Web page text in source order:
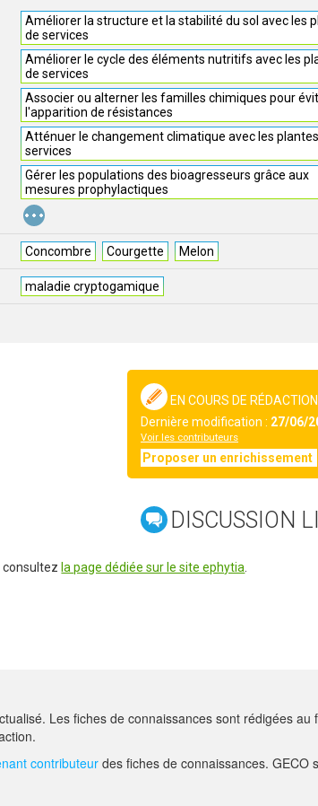
Améliorer la structure et la stabilité du sol avec les
de services
Améliorer le cycle des éléments nutritifs avec les
de services
Associer ou alterner les familles chimiques pour
l'apparition de résistances
Atténuer le changement climatique avec les
services
Gérer les populations des bioagresseurs grâce aux
mesures prophylactiques
...
Concombre Courgette Melon
maladie cryptogamique
EN COURS DE RÉDACTION
Dernière modification : 27/06/
Voir les contributeurs
Proposer un enrichissement
DISCUSSION
consultez la page dédiée sur le site ephytia
Les fiches de connaissances sont rédigées
contributeurdes fiches de connaissances. GECO